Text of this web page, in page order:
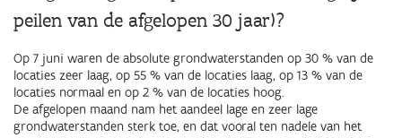
peilen van de afgelopen 30 jaar)?
Op 7 juni waren de absolute grondwaterstanden op 30 % van de
locaties zeer laag, op 55 % van de locaties laag, op 13 % van de
locaties normaal en op 2 % van de locaties hoog.
De afgelopen maand nam het aandeel lage en zeer lage
grondwaterstanden sterk toe, en dat vooral ten nadele van het